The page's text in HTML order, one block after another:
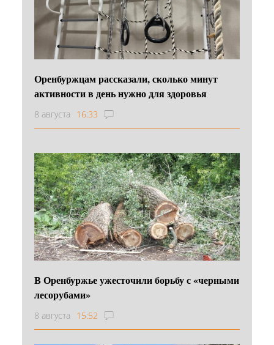
Оренбуржцам рассказали, сколько минут
активности в день нужно для здоровья
8 августа 16:33
В Оренбуржье ужесточили борьбу с «черными
лесорубами»
8 августа 15:52